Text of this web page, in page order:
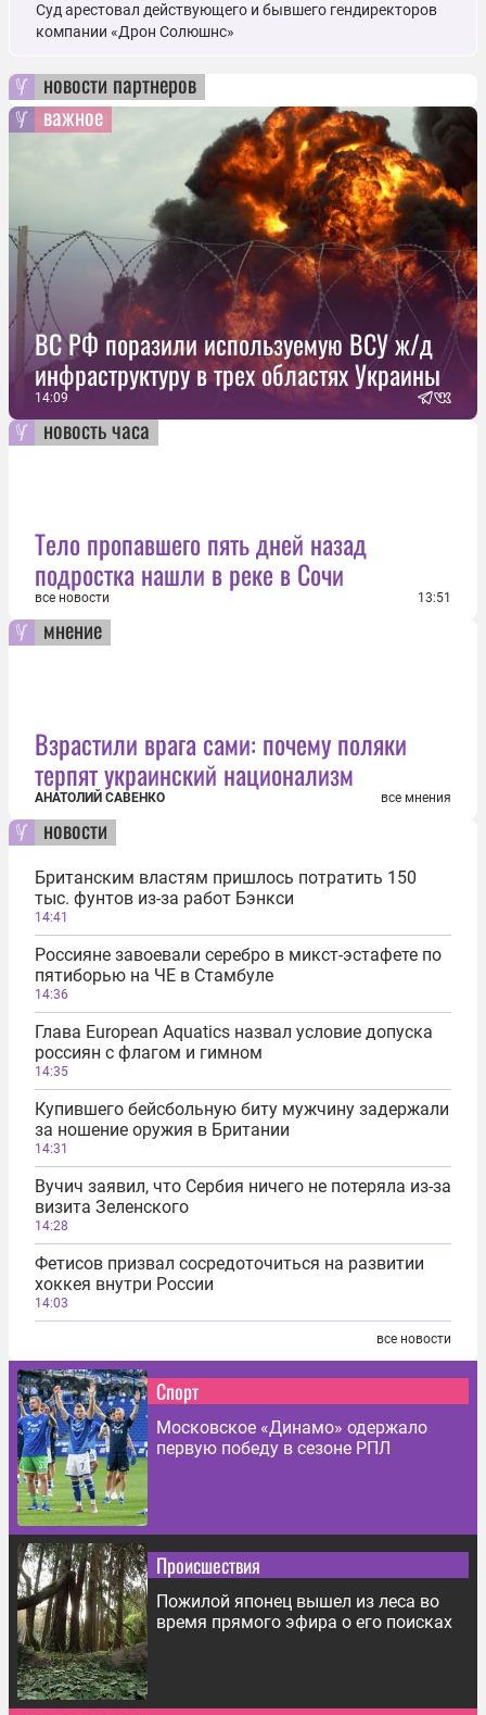
Суд арестовал действующего и бывшего гендиректоров
компании «Дрон Солюшнс»
новости партнеров
важное
ВС РФ поразили используемую ВСУ ж/д
инфраструктуру в трех областях Украины
14:09
новость часа
Тело пропавшего пять дней назад
подростка нашли в реке в Сочи
все новости 13:51
мнение
Взрастили врага сами: почему поляки
терпят украинский национализм
АНАТОЛИЙ САВЕНКО все мнения
новости
Британским властям пришлось потратить 150
тыс. фунтов из-за работ Бэнкси
14:41
Россияне завоевали серебро в микст-эстафете по
пятиборью на ЧЕ в Стамбуле
14:36
Глава European Aquatics назвал условие допуска
россиян с флагом и гимном
14:35
Купившего бейсбольную биту мужчину задержали
за ношение оружия в Британии
14:31
Вучич заявил, что Сербия ничего не потеряла из-за
визита Зеленского
14:28
Фетисов призвал сосредоточиться на развитии
хоккея внутри России
14:03
все новости
Спорт
Московское «Динамо» одержало
первую победу в сезоне РПЛ
Происшествия
Пожилой японец вышел из леса во
время прямого эфира о его поисках